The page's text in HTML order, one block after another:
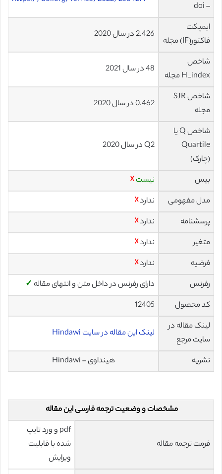
– doi
ایمپکت
فاکتور(IF) مجله
2.426 در سال 2020
شاخص
H_index مجله
48 در سال 2021
شاخص SJR
مجله
0.462 در سال 2020
شاخص Q یا
Quartile
(چارک)
Q2 در سال 2020
بیس نیست☓
مدل مفهومی
ندارد☓
پرسشنامه
ندارد☓
متغیر
ندارد☓
فرضیه
ندارد☓
رفرنس
دارای رفرنس در داخل متن و انتهای مقاله ✓
کد محصول
12405
لینک مقاله در
سایت مرجع
لینک این مقاله در سایت Hindawi
نشریه هینداوی – Hindawi
مشخصات و وضعیت ترجمه فارسی این مقاله
فرمت ترجمه مقاله
pdf و ورد تایپ
شده با قابلیت
ویرایش